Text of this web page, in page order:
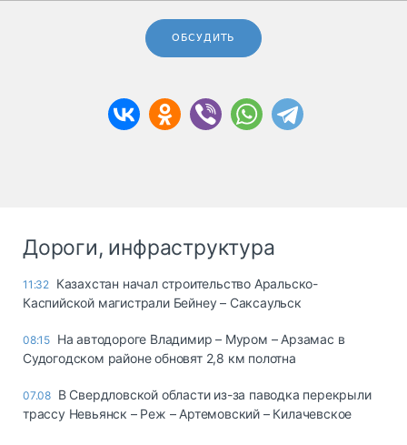
ОБСУДИТЬ
Дороги, инфраструктура
11:32 Казахстан начал строительство Аральско-
Каспийской магистрали Бейнеу – Саксаульск
08:15 На автодороге Владимир – Муром – Арзамас в
Судогодском районе обновят 2,8 км полотна
07.08 В Свердловской области из-за паводка перекрыли
трассу Невьянск – Реж – Артемовский – Килачевское